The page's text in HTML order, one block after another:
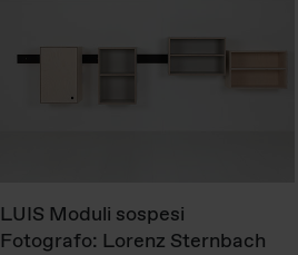
LUIS Moduli sospesi
Fotografo: Lorenz Sternbach